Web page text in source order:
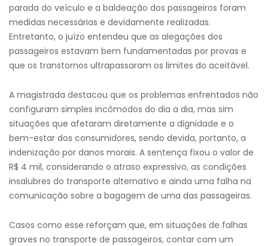
parada do veículo e a baldeação dos passageiros foram
medidas necessárias e devidamente realizadas.
Entretanto, o juízo entendeu que as alegações dos
passageiros estavam bem fundamentadas por provas e
que os transtornos ultrapassaram os limites do aceitável.
A magistrada destacou que os problemas enfrentados não
configuram simples incômodos do dia a dia, mas sim
situações que afetaram diretamente a dignidade e o
bem-estar dos consumidores, sendo devida, portanto, a
indenização por danos morais. A sentença fixou o valor de
R$ 4 mil, considerando o atraso expressivo, as condições
insalubres do transporte alternativo e ainda uma falha na
comunicação sobre a bagagem de uma das passageiras.
Casos como esse reforçam que, em situações de falhas
graves no transporte de passageiros, contar com um